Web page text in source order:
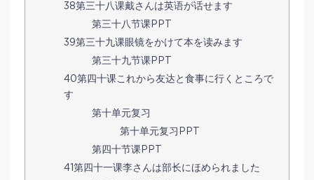
38第三十八课戴さんは英语が话せます
第三十八节课PPT
39第三十九课眼镜をかけて本を读みます
第三十九节课PPT
40第四十课これから友达と食事に行くところで
す
第十单元复习
第十单元复习PPT
第四十节课PPT
41第四十一课李さんは部长にほめられました